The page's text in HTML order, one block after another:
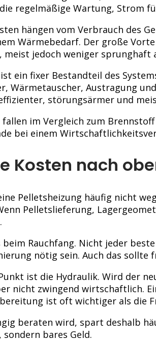
regelmäßige Wartung, Strom
hängen vom Verbrauch des
Wärmebedarf. Der große
meist jedoch weniger sprunghaft
ein fixer Bestandteil des
Wärmetauscher, Austragung
störungsärmer und
im Vergleich zum
bei einem
Kosten nach
Pelletsheizung häufig nicht
Pelletslieferung,
Rauchfang. Nicht jeder
nötig sein. Auch das
ist die Hydraulik. Wird der
nicht zwingend wirtschaftlich.
ist oft wichtiger als die
beraten wird, spart deshalb
sondern bares Geld.